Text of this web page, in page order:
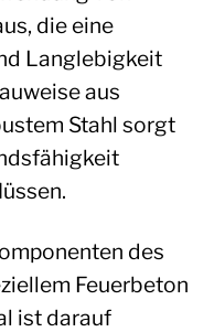
die eine
Langlebigkeit
aus
Stahl sorgt
des
Feuerbeton
ist darauf